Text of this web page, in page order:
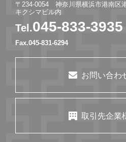
〒234-0054 神奈川県横浜市港南区
キクシマビル内
Tel.045-833-3935
Fax.045-831-6294
お問い合わ
取引先企業